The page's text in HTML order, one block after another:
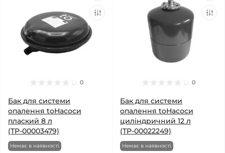
0
Бак для системи
опалення toНасоси
плаский 8 л
(ТР-00003479)
Немає в наявності
0
Бак для системи
опалення toНасоси
циліндричний 12 л
(ТР-00022249)
Немає в наявності